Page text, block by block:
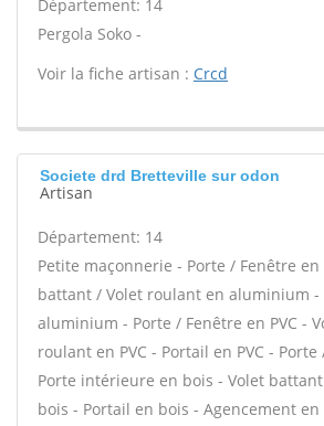
Département: 14
Pergola Soko -
Voir la fiche artisan : Crcd
Societe drd Bretteville sur odon
Artisan
Département: 14
Petite maçonnerie - Porte / Fenêtre
battant / Volet roulant en aluminium -
aluminium - Porte / Fenêtre en PVC -
roulant en PVC - Portail en PVC -
Porte intérieure en bois - Volet
bois - Portail en bois - Agencement